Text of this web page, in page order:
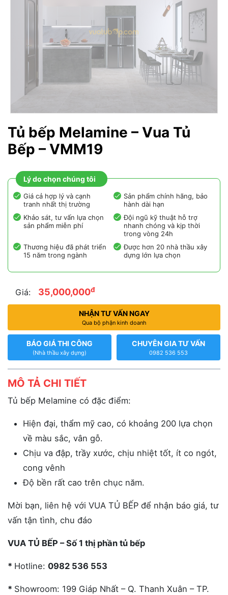
Tủ bếp Melamine – Vua Tủ
Bếp – VMM19
Lý do chọn chúng tôi
Giá cả hợp lý và cạnh
tranh nhất thị trường
Sản phẩm chính hãng, bảo
hành dài hạn
Khảo sát, tư vấn lựa chọn
sản phẩm miễn phí
Đội ngũ kỹ thuật hỗ trợ
nhanh chóng và kịp thời
trong vòng 24h
Thương hiệu đã phát triển
15 năm trong ngành
Được hơn 20 nhà thầu xây
dựng lớn lựa chọn
Giá: 35,000,000đ
NHẬN TƯ VẤN NGAY
Qua bộ phận kinh doanh
BÁO GIÁ THI CÔNG
(Nhà thầu xây dựng)
CHUYÊN GIA TƯ VẤN
0982 536 553
MÔ TẢ CHI TIẾT
Tủ bếp Melamine có đặc điểm:
Hiện đại, thẩm mỹ cao, có khoảng 200 lựa chọn
về màu sắc, vân gỗ.
Chịu va đập, trầy xước, chịu nhiệt tốt, ít co ngót,
cong vênh
Độ bền rất cao trên chục năm.
Mời bạn, liên hệ với VUA TỦ BẾP để nhận báo giá, tư
vấn tận tình, chu đáo
VUA TỦ BẾP – Số 1 thị phần tủ bếp
* Hotline: 0982 536 553
* Showroom: 199 Giáp Nhất – Q. Thanh Xuân – TP.